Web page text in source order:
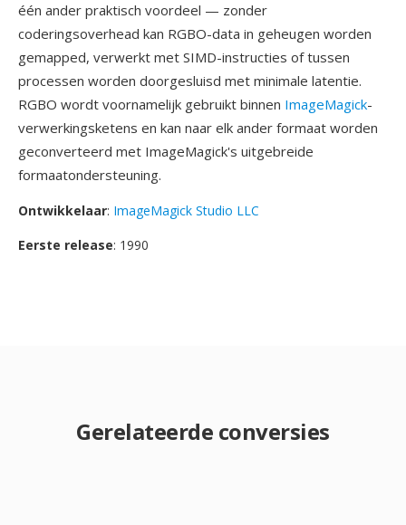
één ander praktisch voordeel — zonder
coderingsoverhead kan RGBO-data in geheugen worden
gemapped, verwerkt met SIMD-instructies of tussen
processen worden doorgesluisd met minimale latentie.
RGBO wordt voornamelijk gebruikt binnen ImageMagick-
verwerkingsketens en kan naar elk ander formaat worden
geconverteerd met ImageMagick's uitgebreide
formaatondersteuning.
Ontwikkelaar: ImageMagick Studio LLC
Eerste release: 1990
Gerelateerde conversies